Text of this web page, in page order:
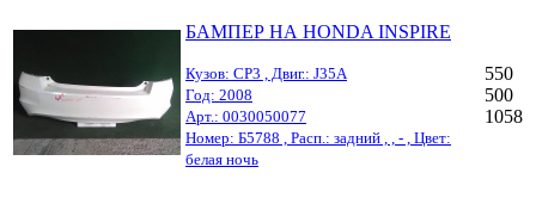
БАМПЕР НА HONDA INSPIRE
Кузов: CP3 , Двиг.: J35A
Год: 2008
Арт.: 0030050077
Номер: Б5788 , Расп.: задний , , - , Цвет:
белая ночь
550
500
1058